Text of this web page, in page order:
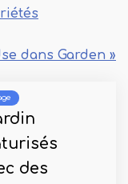
dans Garden »
des